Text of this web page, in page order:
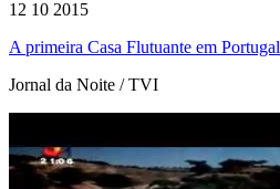
12 10 2015
A primeira Casa Flutuante em Portugal
Jornal da Noite / TVI